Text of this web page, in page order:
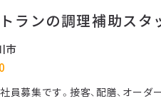
ランの調理補助スタ
市
員募集です。接客、配膳、オー